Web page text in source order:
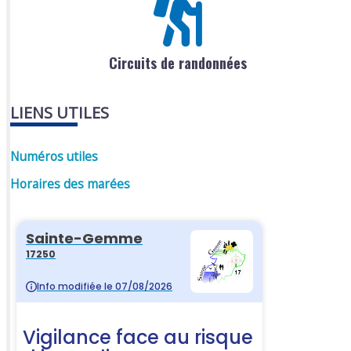
Circuits de randonnées
LIENS UTILES
Numéros utiles
Horaires des marées